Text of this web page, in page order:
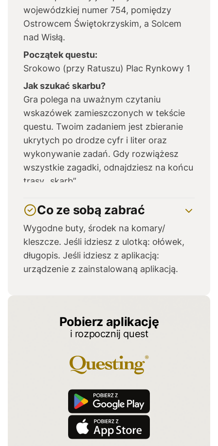
wojewódzkiej numer 754, pomiędzy
Ostrowcem Świętokrzyskim, a Solcem
nad Wisłą.
Początek questu:
Srokowo (przy Ratuszu) Plac Rynkowy 1
Jak szukać skarbu?
Gra polega na uważnym czytaniu
wskazówek zamieszczonych w tekście
questu. Twoim zadaniem jest zbieranie
ukrytych po drodze cyfr i liter oraz
wykonywanie zadań. Gdy rozwiążesz
wszystkie zagadki, odnajdziesz na końcu
trasy „skarb”.
Gminny Ośrodek Kultury w Srokowie
Co ze sobą zabrać
Wygodne buty, środek na komary/
kleszcze. Jeśli idziesz z ulotką: ołówek,
długopis. Jeśli idziesz z aplikacją:
urządzenie z zainstalowaną aplikacją.
Pobierz aplikację
i rozpocznij quest